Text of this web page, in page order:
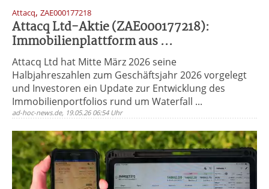
Attacq, ZAE000177218
Attacq Ltd-Aktie (ZAE000177218):
Immobilienplattform aus ...
Attacq Ltd hat Mitte März 2026 seine
Halbjahreszahlen zum Geschäftsjahr 2026 vorgelegt
und Investoren ein Update zur Entwicklung des
Immobilienportfolios rund um Waterfall ...
ad-hoc-news.de, 19.05.26 06:54 Uhr